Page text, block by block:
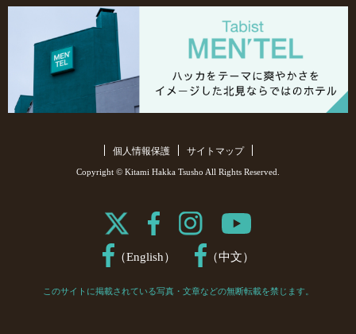
個人情報保護 サイトマップ
Copyright © Kitami Hakka Tsusho All Rights Reserved.
（English） （中文）
このサイトに掲載されている写真・文章などの無断転載を禁じます。